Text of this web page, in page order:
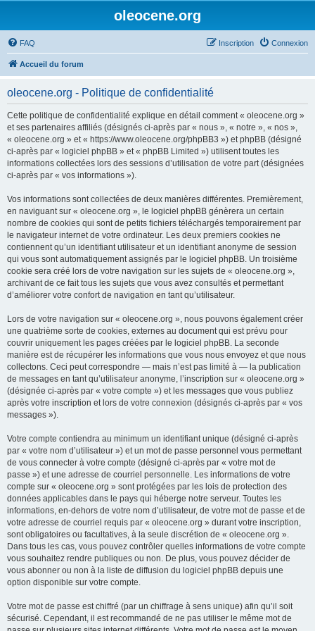
oleocene.org
FAQ Connexion
Inscription
Accueil du forum
oleocene.org - Politique de confidentialité
Cette politique de confidentialité explique en détail comment « oleocene.org »
et ses partenaires affiliés (désignés ci-après par « nous », « notre », « nos »,
« oleocene.org » et « https://www.oleocene.org/phpBB3 ») et phpBB (désigné
ci-après par « logiciel phpBB » et « phpBB Limited ») utilisent toutes les
informations collectées lors des sessions d’utilisation de votre part (désignées
ci-après par « vos informations »).
Vos informations sont collectées de deux manières différentes. Premièrement,
en naviguant sur « oleocene.org », le logiciel phpBB génèrera un certain
nombre de cookies qui sont de petits fichiers téléchargés temporairement par
le navigateur internet de votre ordinateur. Les deux premiers cookies ne
contiennent qu’un identifiant utilisateur et un identifiant anonyme de session
qui vous sont automatiquement assignés par le logiciel phpBB. Un troisième
cookie sera créé lors de votre navigation sur les sujets de « oleocene.org »,
archivant de ce fait tous les sujets que vous avez consultés et permettant
d’améliorer votre confort de navigation en tant qu’utilisateur.
Lors de votre navigation sur « oleocene.org », nous pouvons également créer
une quatrième sorte de cookies, externes au document qui est prévu pour
couvrir uniquement les pages créées par le logiciel phpBB. La seconde
manière est de récupérer les informations que vous nous envoyez et que nous
collectons. Ceci peut correspondre — mais n’est pas limité à — la publication
de messages en tant qu’utilisateur anonyme, l’inscription sur « oleocene.org »
(désignée ci-après par « votre compte ») et les messages que vous publiez
après votre inscription et lors de votre connexion (désignés ci-après par « vos
messages »).
Votre compte contiendra au minimum un identifiant unique (désigné ci-après
par « votre nom d’utilisateur ») et un mot de passe personnel vous permettant
de vous connecter à votre compte (désigné ci-après par « votre mot de
passe ») et une adresse de courriel personnelle. Les informations de votre
compte sur « oleocene.org » sont protégées par les lois de protection des
données applicables dans le pays qui héberge notre serveur. Toutes les
informations, en-dehors de votre nom d’utilisateur, de votre mot de passe et de
votre adresse de courriel requis par « oleocene.org » durant votre inscription,
sont obligatoires ou facultatives, à la seule discrétion de « oleocene.org ».
Dans tous les cas, vous pouvez contrôler quelles informations de votre compte
vous souhaitez rendre publiques ou non. De plus, vous pouvez décider de
vous abonner ou non à la liste de diffusion du logiciel phpBB depuis une
option disponible sur votre compte.
Votre mot de passe est chiffré (par un chiffrage à sens unique) afin qu’il soit
sécurisé. Cependant, il est recommandé de ne pas utiliser le même mot de